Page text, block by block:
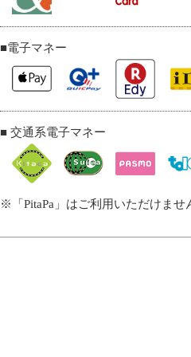
■電子マネー
■ 交通系電子マネー
※「PitaPa」はご利用いただけませ